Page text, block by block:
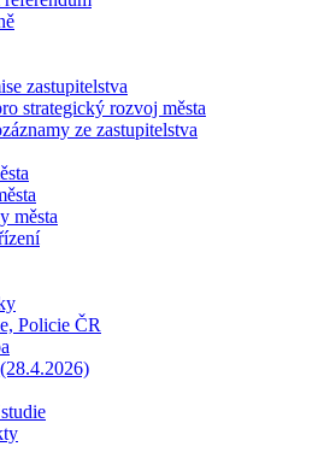
zastupitelstva
strategický rozvoj města
ze zastupitelstva
města
Policie ČR